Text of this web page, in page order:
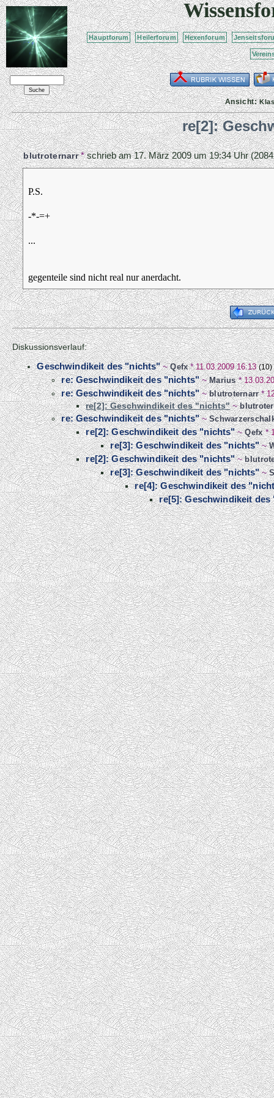
Hauptforum Heilerforum Hexenforum
Ansicht:
re[2]:
blutroternarr*schrieb am17. März 2009 um 19:34 Uhr
P.S.
-*-=+
...
gegenteile sind nicht real nur anerdacht.
Diskussionsverlauf:
Geschwindikeit des "nichts"~Qefx*11.03.2009 16:13 (10)
re: Geschwindikeit des "nichts"~Marius*
re: Geschwindikeit des "nichts"~blutroternarr*
re[2]: Geschwindikeit des "nichts"~
re: Geschwindikeit des "nichts"~
re[2]: Geschwindikeit des "nichts"~Qefx*
re[3]: Geschwindikeit des "nichts"~
re[2]: Geschwindikeit des "nichts"~
re[3]: Geschwindikeit des "nichts"~
re[4]: Geschwindikeit des
re[5]: Geschwindikeit